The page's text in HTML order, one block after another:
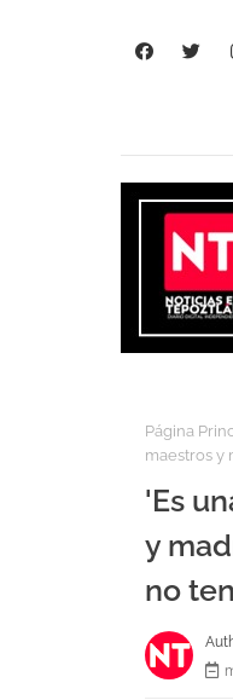
Página
maestros y
'Es
y
no